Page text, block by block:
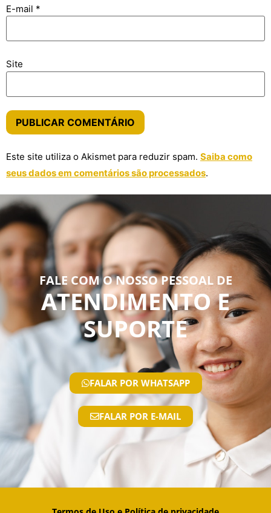
E-mail *
Site
Este site utiliza o Akismet para reduzir spam. Saiba como
seus dados em comentários são processados.
FALE COM O NOSSO PESSOAL DE
ATENDIMENTO E
SUPORTE
FALAR POR WHATSAPP
FALAR POR E-MAIL